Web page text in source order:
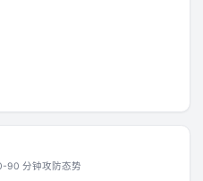
90 分钟攻防态势